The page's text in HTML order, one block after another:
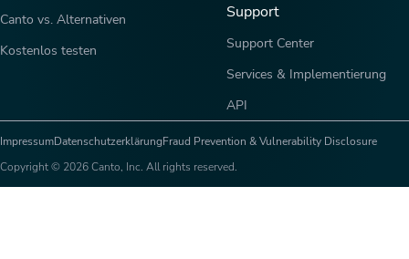
Canto vs. Alternativen
Kostenlos testen
Support
Support Center
Services & Implementierung
API
ImpressumDatenschutzerklärungFraud Prevention & Vulnerability Disclosure
Copyright © 2026 Canto, Inc. All rights reserved.